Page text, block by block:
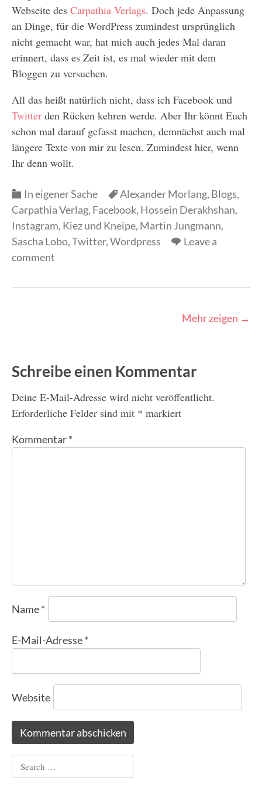
Webseite des Carpathia Verlags. Doch jede Anpassung
an Dinge, für die WordPress zumindest ursprünglich
nicht gemacht war, hat mich auch jedes Mal daran
erinnert, dass es Zeit ist, es mal wieder mit dem
Bloggen zu versuchen.
All das heißt natürlich nicht, dass ich Facebook und
Twitter den Rücken kehren werde. Aber Ihr könnt Euch
schon mal darauf gefasst machen, demnächst auch mal
längere Texte von mir zu lesen. Zumindest hier, wenn
Ihr denn wollt.
Categories
In eigener Sache Categories
Alexander Morlang, Blogs,
Carpathia Verlag, Facebook, Hossein Derakhshan,
Instagram, Kiez und Kneipe, Martin Jungmann,
Sascha Lobo,Twitter,Wordpress
Leave a
comment
Mehr zeigen →
Schreibe einen Kommentar
Deine E-Mail-Adresse wird nicht veröffentlicht.
Erforderliche Felder sind mit * markiert
Kommentar*
Name*
E-Mail-Adresse*
Website
for: